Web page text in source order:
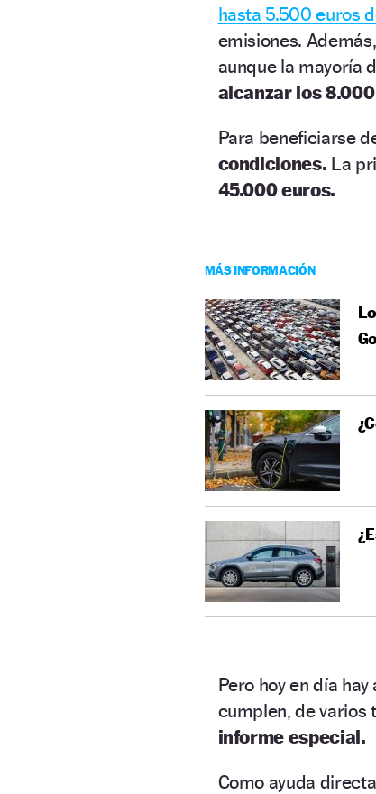
hasta 5.500 euros
emisiones. Además,
aunque la mayoría
alcanzar los
Para beneficiarse
condiciones. La
45.000 euros.
MÁS INFORMACIÓN
Pero hoy en día
cumplen, de varios
informe especial.
Como ayuda